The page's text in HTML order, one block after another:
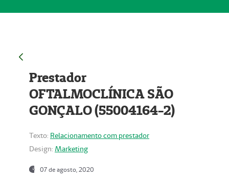
Prestador
OFTALMOCLÍNICA SÃO
GONÇALO (55004164-2)
Texto: Relacionamento com prestador
Design: Marketing
07 de agosto, 2020